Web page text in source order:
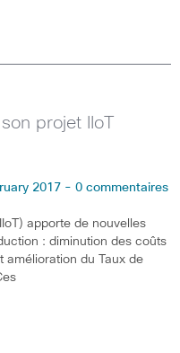
projet IIoT
2017 - 0 commentaires
apporte de nouvelles
: diminution des coûts
amélioration du Taux de